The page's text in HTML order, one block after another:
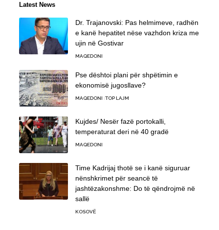
Latest News
Dr. Trajanovski: Pas helmimeve, radhën
e kanë hepatitet nëse vazhdon kriza me
ujin në Gostivar
MAQEDONI
Pse dështoi plani për shpëtimin e
ekonomisë jugosllave?
MAQEDONI TOP LAJM
Kujdes/ Nesër fazë portokalli,
temperaturat deri në 40 gradë
MAQEDONI
Time Kadrijaj thotë se i kanë siguruar
nënshkrimet për seancë të
jashtëzakonshme: Do të qëndrojmë në
sallë
KOSOVË